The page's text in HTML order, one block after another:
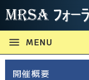
menu MENU
開催概要